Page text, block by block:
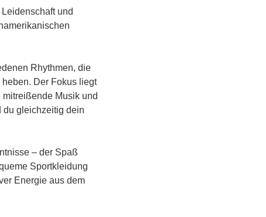
und
Rhythmen, die
Der Fokus liegt
Musik und
du gleichzeitig dein
– der Spaß
Sportkleidung
Energie aus dem